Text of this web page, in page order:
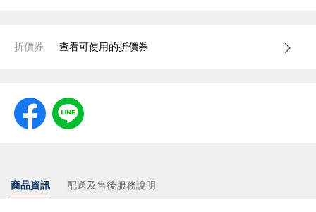
折價券 查看可使用的折價券
商品資訊 配送及售後服務說明